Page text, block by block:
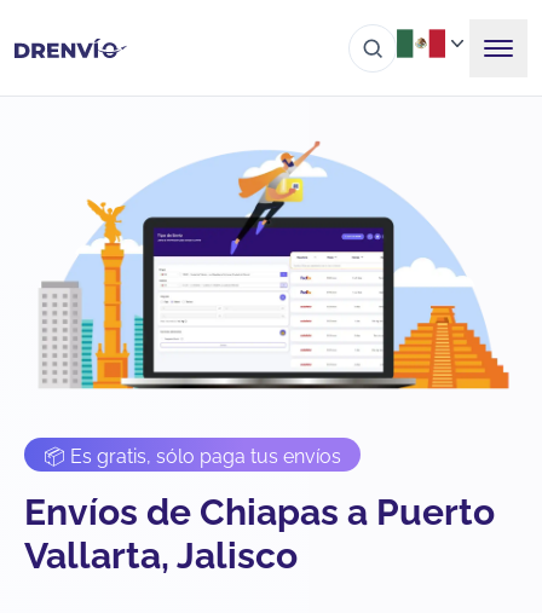
📦 Es gratis, sólo paga tus envíos
Envíos de Chiapas a Puerto
Vallarta, Jalisco